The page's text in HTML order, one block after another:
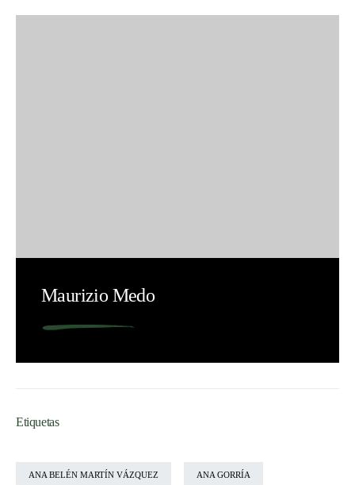
Maurizio Medo
Etiquetas
ANA BELÉN MARTÍN VÁZQUEZ ANA GORRÍA